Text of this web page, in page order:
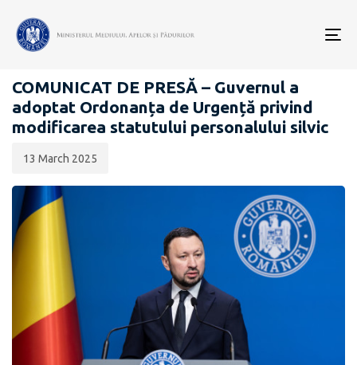
COMUNICATE DE PRESĂ
COMUNICAT DE PRESĂ – Guvernul a
adoptat Ordonanța de Urgență privind
modificarea statutului personalului silvic
publicării:
13 March 2025